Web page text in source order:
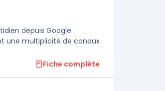
depuis Google
une multiplicité de canaux
Fiche complète